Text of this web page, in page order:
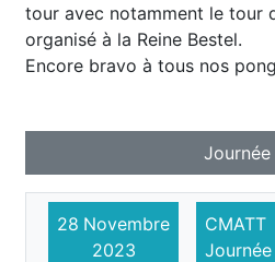
tour avec notamment le tour
organisé à la Reine Bestel.
Encore bravo à tous nos
Journée
28 Novembre
2023
CMATT
Journée